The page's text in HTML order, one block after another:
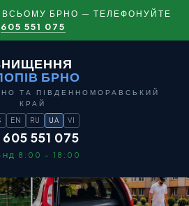
ВСЬОМУ БРНО — ТЕЛЕФОНУЙТЕ
605 551 075
БРНО
ТА ПІВДЕННОМОРАВСЬКИЙ
КРАЙ
EN RU UA VI
605 551 075
8:00 – 18:00